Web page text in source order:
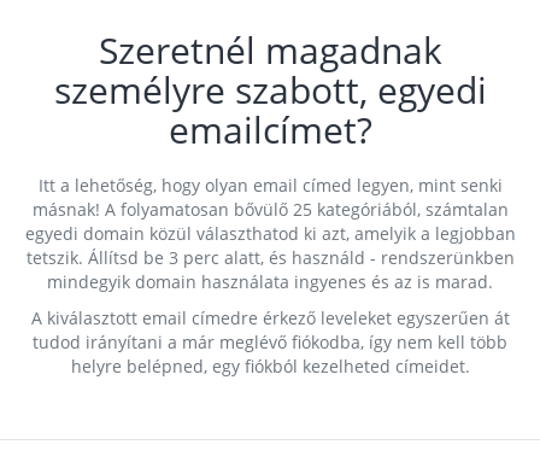
Szeretnél magadnak
személyre szabott, egyedi
emailcímet?
Itt a lehetőség, hogy olyan email címed legyen, mint senki
másnak! A folyamatosan bővülő 25 kategóriából, számtalan
egyedi domain közül választhatod ki azt, amelyik a legjobban
tetszik. Állítsd be 3 perc alatt, és használd - rendszerünkben
mindegyik domain használata ingyenes és az is marad.
A kiválasztott email címedre érkező leveleket egyszerűen át
tudod irányítani a már meglévő fiókodba, így nem kell több
helyre belépned, egy fiókból kezelheted címeidet.